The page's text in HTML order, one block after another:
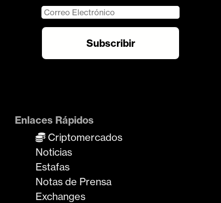
Enlaces Rápidos
Criptomercados
Noticias
Estafas
Notas de Prensa
Exchanges